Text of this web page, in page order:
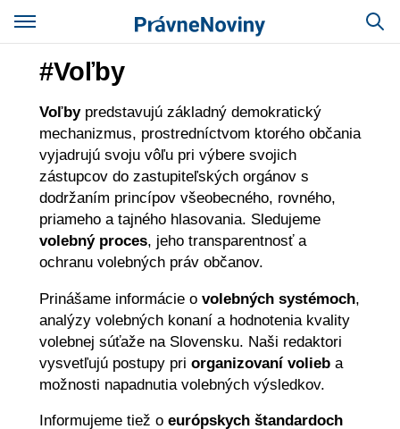
#Voľby
Voľbypredstavujú základný demokratický
mechanizmus, prostredníctvom ktorého občania
vyjadrujú svoju vôľu pri výbere svojich
zástupcov do zastupiteľských orgánov s
dodržaním princípov všeobecného, rovného,
priameho a tajného hlasovania. Sledujeme
volebný proces, jeho transparentnosť a
ochranu volebných práv občanov.
Prinášame informácie o volebných systémoch,
analýzy volebných konaní a hodnotenia kvality
volebnej súťaže na Slovensku. Naši redaktori
vysvetľujú postupy pri organizovaní volieba
možnosti napadnutia volebných výsledkov.
Informujeme tiež o európskych štandardoch